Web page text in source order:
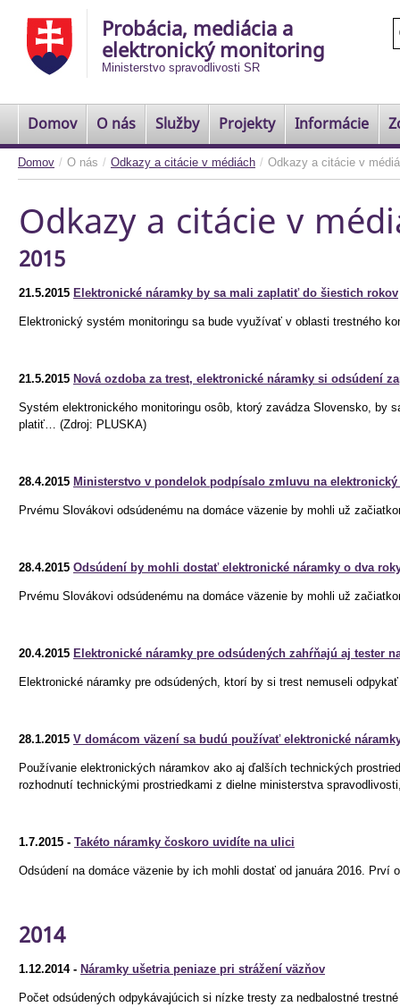
Probácia, mediácia a
elektronický monitoring
Ministerstvo spravodlivosti SR
Domov O nás Služby Projekty Informácie
Domov / O nás / Odkazy a citácie v médiách / Odkazy a citácie v
Odkazy a citácie v
2015
21.5.2015 Elektronické náramky by sa mali zaplatiť do šiestich rokov
Elektronický systém monitoringu sa bude využívať v oblasti trestného
21.5.2015 Nová ozdoba za trest, elektronické náramky si odsúdení
Systém elektronického monitoringu osôb, ktorý zavádza Slovensko, by
platiť… (Zdroj: PLUSKA)
28.4.2015 Ministerstvo v pondelok podpísalo zmluvu na
Prvému Slovákovi odsúdenému na domáce väzenie by mohli už
28.4.2015 Odsúdení by mohli dostať elektronické náramky o dva
Prvému Slovákovi odsúdenému na domáce väzenie by mohli už
20.4.2015 Elektronické náramky pre odsúdených zahŕňajú aj tester
Elektronické náramky pre odsúdených, ktorí by si trest nemuseli
28.1.2015 V domácom väzení sa budú používať elektronické
Používanie elektronických náramkov ako aj ďalších technických
rozhodnutí technickými prostriedkami z dielne ministerstva
1.7.2015 - Takéto náramky čoskoro uvidíte na ulici
Odsúdení na domáce väzenie by ich mohli dostať od januára 2016.
2014
1.12.2014 - Náramky ušetria peniaze pri strážení väzňov
Počet odsúdených odpykávajúcich si nízke tresty za nedbalostné